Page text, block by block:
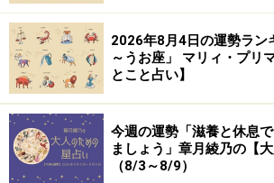
す。普通ならすぐに話がまとまり、さ
申し込みや調整に時間がかかるでしょ
の中ってそういうもの。
内心、「面倒くさい」「バカみたい」
もっとも」と平気な顔をしておきまし
理をわきまえた人物と思われ、意外に
2026年8月4日の運勢ラン
～うお座」 マリィ・プリ
とこと占い】
今週の運勢「滋養と休息
ましょう」章月綾乃の【
（8/3～8/9）